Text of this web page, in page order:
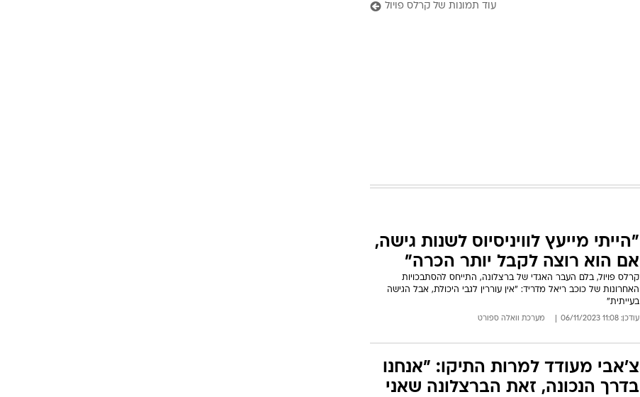
עוד תמונות של קרלס פויול
"הייתי מייעץ לוויניסיוס לשנות גישה,
אם הוא רוצה לקבל יותר הכרה"
קרלס פויול, בלם העבר האגדי של ברצלונה, התייחס להסתבכויות
האחרונות של כוכב ריאל מדריד: "אין עוררין לגבי היכולת, אבל הגישה
בעייתית"
עודכן: 11:08 06/11/2023 מערכת וואלה ספורט
צ'אבי מעודד למרות התיקו: "אנחנו
בדרך הנכונה, זאת הברצלונה שאני